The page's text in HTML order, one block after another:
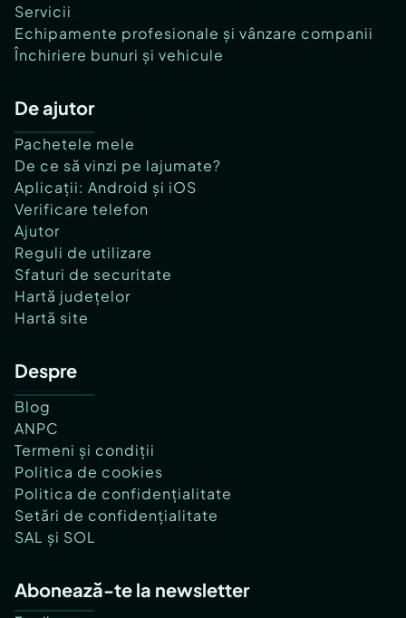
Servicii
Echipamente profesionale și vânzare companii
Închiriere bunuri și vehicule
De ajutor
Pachetele mele
De ce să vinzi pe lajumate?
Aplicații: Android și iOS
Verificare telefon
Ajutor
Reguli de utilizare
Sfaturi de securitate
Hartă județelor
Hartă site
Despre
Blog
ANPC
Termeni și condiții
Politica de cookies
Politica de confidențialitate
Setări de confidențialitate
SAL și SOL
Abonează-te la newsletter